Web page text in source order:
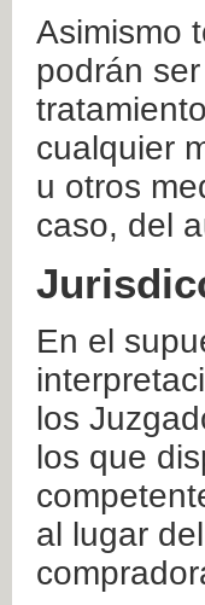
Asimismo
podrán
cualquier
u otros
caso, del
En el
los
los que
al lugar